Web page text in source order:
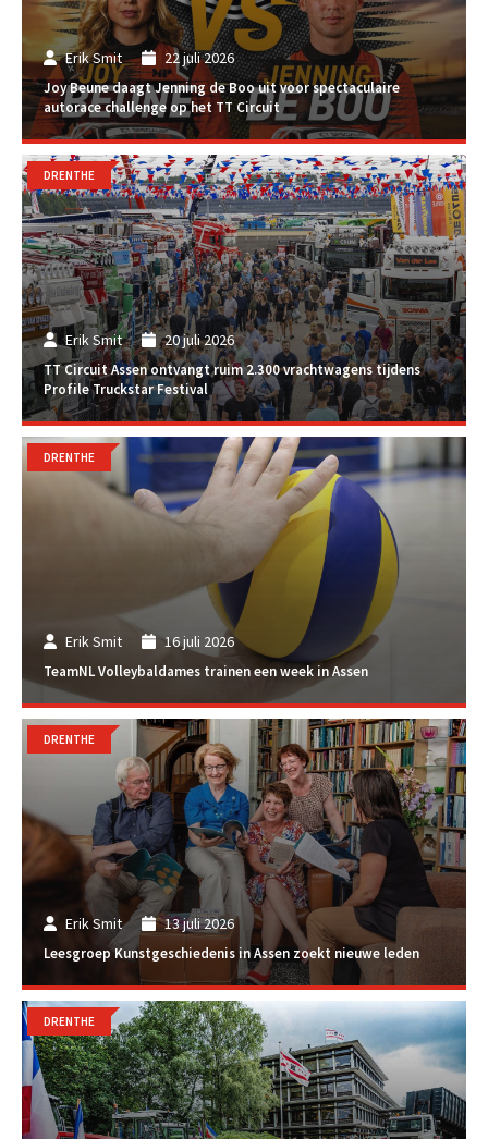
Erik Smit 22 juli 2026
Joy Beune daagt Jenning de Boo uit voor spectaculaire
autorace challenge op het TT Circuit
Erik Smit 20 juli 2026
TT Circuit Assen ontvangt ruim 2.300 vrachtwagens tijdens
Profile Truckstar Festival
DRENTHE
Erik Smit 16 juli 2026
TeamNL Volleybaldames trainen een week in Assen
DRENTHE
Erik Smit 13 juli 2026
Leesgroep Kunstgeschiedenis in Assen zoekt nieuwe leden
DRENTHE
DRENTHE